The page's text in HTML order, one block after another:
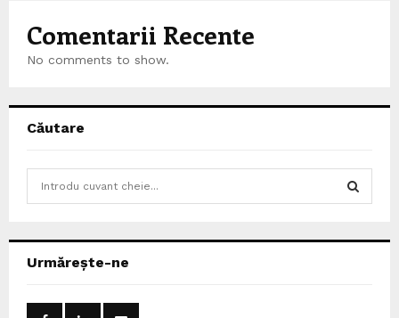
Comentarii Recente
No comments to show.
Căutare
h
Urmărește-ne